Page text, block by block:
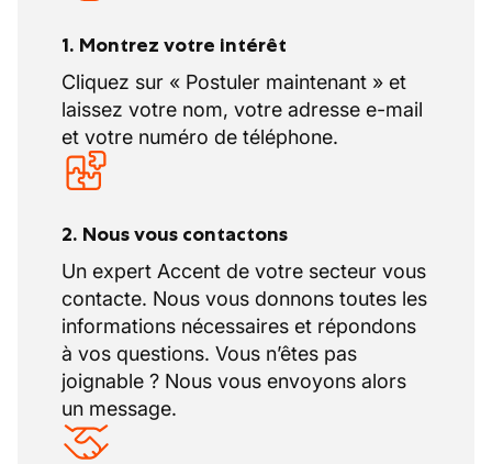
1. Montrez votre intérêt
Cliquez sur « Postuler maintenant » et
laissez votre nom, votre adresse e-mail
et votre numéro de téléphone.
2. Nous vous contactons
Un expert Accent de votre secteur vous
contacte. Nous vous donnons toutes les
informations nécessaires et répondons
à vos questions. Vous n’êtes pas
joignable ? Nous vous envoyons alors
un message.